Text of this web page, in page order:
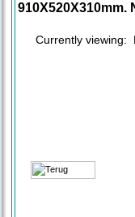
910X520X310mm.
Currently viewing: